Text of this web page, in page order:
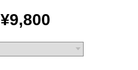
¥9,800